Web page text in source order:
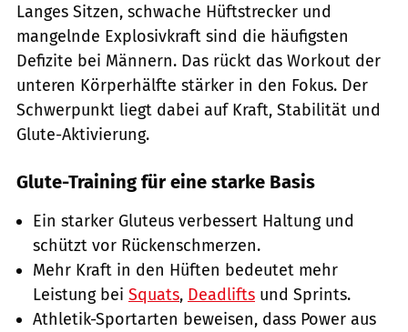
Langes Sitzen, schwache Hüftstrecker und
mangelnde Explosivkraft sind die häufigsten
Defizite bei Männern. Das rückt das Workout der
unteren Körperhälfte stärker in den Fokus. Der
Schwerpunkt liegt dabei auf Kraft, Stabilität und
Glute-Aktivierung.
Glute-Training für eine starke Basis
Ein starker Gluteus verbessert Haltung und
schützt vor Rückenschmerzen.
Mehr Kraft in den Hüften bedeutet mehr
Leistung bei Squats, Deadlifts und Sprints.
Athletik-Sportarten beweisen, dass Power aus